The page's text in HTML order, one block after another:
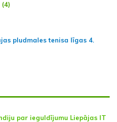
(4)
pludmales tenisa līgas 4.
par ieguldījumu Liepājas IT